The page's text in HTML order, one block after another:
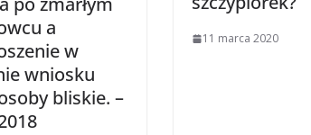
a
w
wniosku
bliskie. –
11 marca 2020